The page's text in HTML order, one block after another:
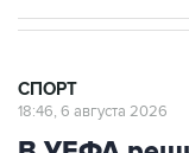
В УЕФА